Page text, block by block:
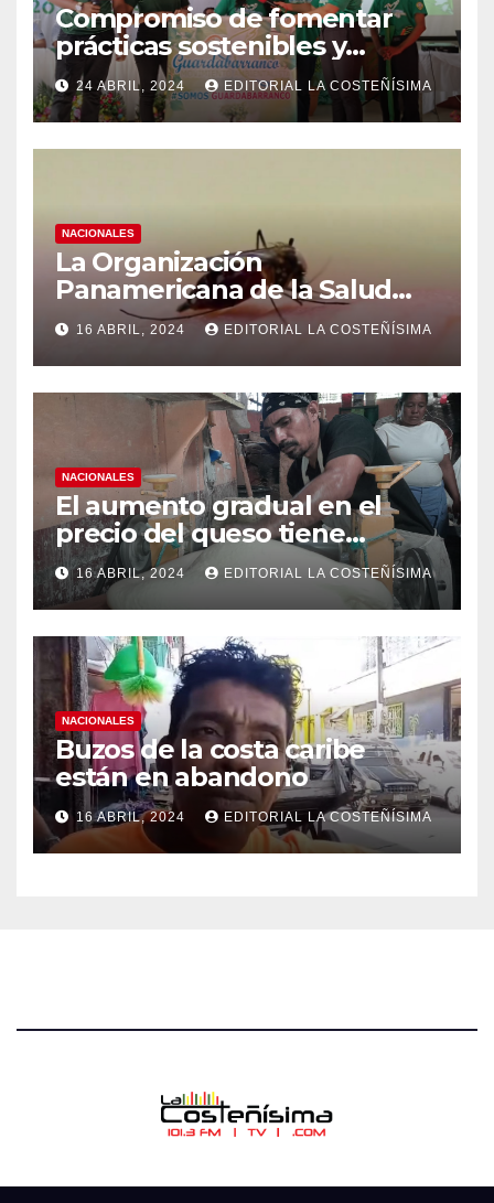
Compromiso de fomentar
prácticas sostenibles y
conciencia ecológica en las
instituciones educativas
24 ABRIL, 2024 EDITORIAL LA COSTEÑÍSIMA
NACIONALES
La Organización
Panamericana de la Salud
(OPS), recomienda reforzar
medidas ante el aumento de
casos de dengue
16 ABRIL, 2024 EDITORIAL LA COSTEÑÍSIMA
NACIONALES
El aumento gradual en el
precio del queso tiene
efectos a las Panaderias
16 ABRIL, 2024 EDITORIAL LA COSTEÑÍSIMA
NACIONALES
Buzos de la costa caribe
están en abandono
16 ABRIL, 2024 EDITORIAL LA COSTEÑÍSIMA